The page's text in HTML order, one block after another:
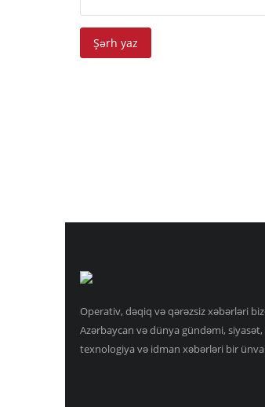
Şərh yaz
Operativ, dəqiq və qərəzsiz xəbərləri
Azərbaycan və dünya gündəmi,
texnologiya və idman xəbərləri bir